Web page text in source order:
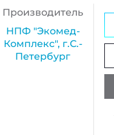
Производитель
НПФ "Экомед-
Комплекс", г.С.-
Петербург